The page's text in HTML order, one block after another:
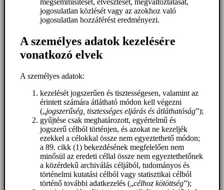
megsemmisítését, elvesztését, megváltoztatását,
jogosulatlan közlését vagy az azokhoz való
jogosulatlan hozzáférést eredményezi.
A személyes adatok kezelésére
vonatkozó elvek
A személyes adatok:
kezelését jogszerűen és tisztességesen, valamint az
érintett számára átlátható módon kell végezni
(„jogszerűség, tisztességes eljárás és átláthatóság”);
gyűjtése csak meghatározott, egyértelmű és
jogszerű célból történjen, és azokat ne kezeljék
ezekkel a célokkal össze nem egyeztethető módon;
a 89. cikk (1) bekezdésének megfelelően nem
minősül az eredeti céllal össze nem egyeztethetőnek
a közérdekű archiválás céljából, tudományos és
történelmi kutatási célból vagy statisztikai célból
történő további adatkezelés („célhoz kötöttség”);